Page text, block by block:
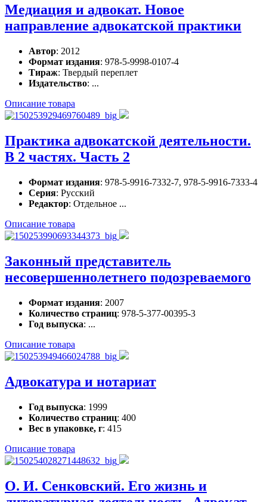
Медиация и адвокат. Новое
направление адвокатской практики
Автор: 2012
Формат издания: 978-5-9998-0107-4
Тираж: Твердый переплет
Издательство: ...
Описание товара
Практика адвокатской деятельности.
В 2 частях. Часть 2
Формат издания: 978-5-9916-7332-7, 978-5-9916-7333-4
Серия: Русский
Редактор: Отдельное ...
Описание товара
Законный представитель
несовершеннолетнего подозреваемого
Формат издания: 2007
Количество страниц: 978-5-377-00395-3
Год выпуска: ...
Описание товара
Адвокатура и нотариат
Год выпуска: 1999
Количество страниц: 400
Вес в упаковке, г: 415
Описание товара
О. И. Сенковский. Его жизнь и